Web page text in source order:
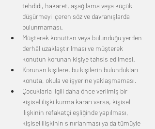
tehdidi, hakaret, aşağılama veya küçük
düşürmeyi içeren söz ve davranışlarda
bulunmaması.
Müşterek konuttan veya bulunduğu yerden
derhâl uzaklaştırılması ve müşterek
konutun korunan kişiye tahsis edilmesi.
Korunan kişilere, bu kişilerin bulundukları
konuta, okula ve işyerine yaklaşmaması.
Çocuklarla ilgili daha önce verilmiş bir
kişisel ilişki kurma kararı varsa, kişisel
ilişkinin refakatçi eşliğinde yapılması,
kişisel ilişkinin sınırlanması ya da tümüyle